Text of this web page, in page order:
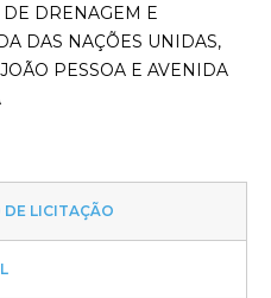
DRENAGEM E
DAS NAÇÕES UNIDAS,
PESSOA E AVENIDA
DE LICITAÇÃO